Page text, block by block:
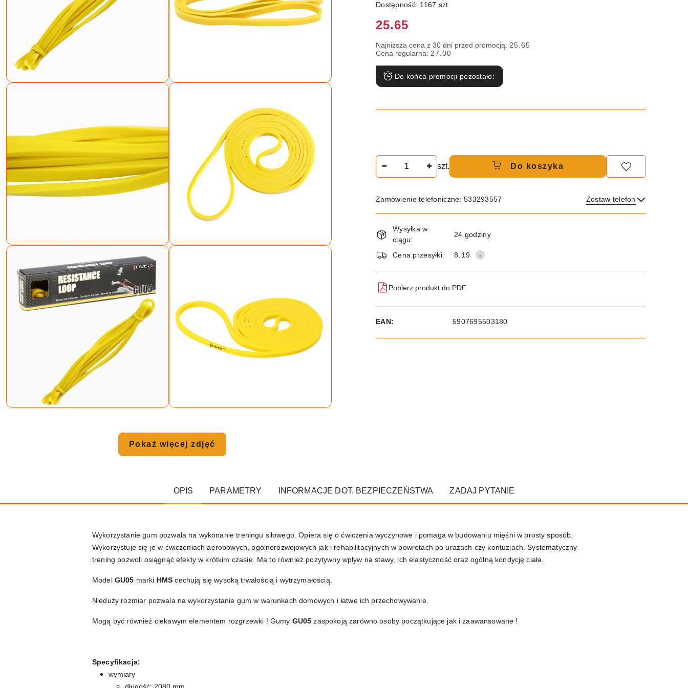
Pokaż więcej zdjęć
Dostępność: 1167 szt.
Cena:
25.65
Najniższa cena z 30 dni przed promocją: 25.65
Cena regularna: 27.00
Do końca promocji pozostało:
szt. Do koszyka
Zamówienie telefoniczne: 533293557 Zostaw telefon
Wyślij
Dostępność
i
dostawa
Wysyłka w
ciągu:
24 godziny
Cena przesyłki: 8.19
Pobierz produkt do PDF
EAN: 5907695503180
OPIS PARAMETRY INFORMACJE DOT. BEZPIECZEŃSTWA ZADAJ PYTANIE
Wykorzystanie gum pozwala na wykonanie treningu siłowego. Opiera się o ćwiczenia wyczynowe i pomaga w budowaniu mięśni w prosty sposób.
Wykorzystuje się je w ćwiczeniach aerobowych, ogólnorozwojowych jak i rehabilitacyjnych w powrotach po urazach czy kontuzjach. Systematyczny
trening pozwoli osiągnąć efekty w krótkim czasie. Ma to również pozytywny wpływ na stawy, ich elastyczność oraz ogólną kondycję ciała.
Model GU05 marki HMScechują się wysoką trwałością i wytrzymałością.
Nieduży rozmiar pozwala na wykorzystanie gum w warunkach domowych i łatwe ich przechowywanie.
Mogą być również ciekawym elementem rozgrzewki ! Gumy GU05zaspokoją zarówno osoby początkujące jak i zaawansowane !
Specyfikacja:
wymiary